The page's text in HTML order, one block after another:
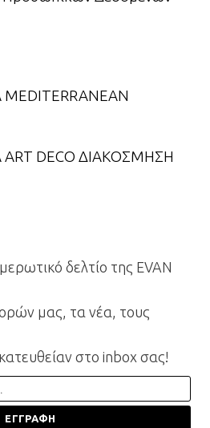
DECO ΔΙΑΚΟΣΜΗΣΗ
δελτίο της EVAN
μας, τα νέα, τους
στο inbox σας!